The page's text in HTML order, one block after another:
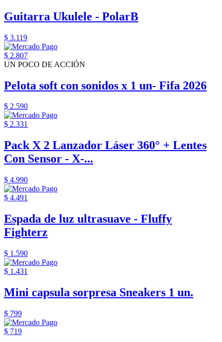
Guitarra Ukulele - PolarB
$ 3.119
$ 2.807
UN POCO DE ACCIÓN
Pelota soft con sonidos x 1 un- Fifa 2026
$ 2.590
$ 2.331
Pack X 2 Lanzador Láser 360° + Lentes
Con Sensor - X-...
$ 4.990
$ 4.491
Espada de luz ultrasuave - Fluffy
Fighterz
$ 1.590
$ 1.431
Mini capsula sorpresa Sneakers 1 un.
$ 799
$ 719